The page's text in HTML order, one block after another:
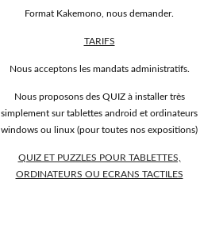
Format Kakemono, nous demander.
TARIFS
Nous acceptons les mandats administratifs.
Nous proposons des QUIZ à installer très
simplement sur tablettes android et ordinateurs
windows ou linux (pour toutes nos expositions)
QUIZ ET PUZZLES POUR TABLETTES,
ORDINATEURS OU ECRANS TACTILES